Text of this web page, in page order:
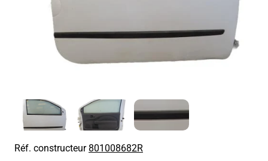
Réf. constructeur801008682R